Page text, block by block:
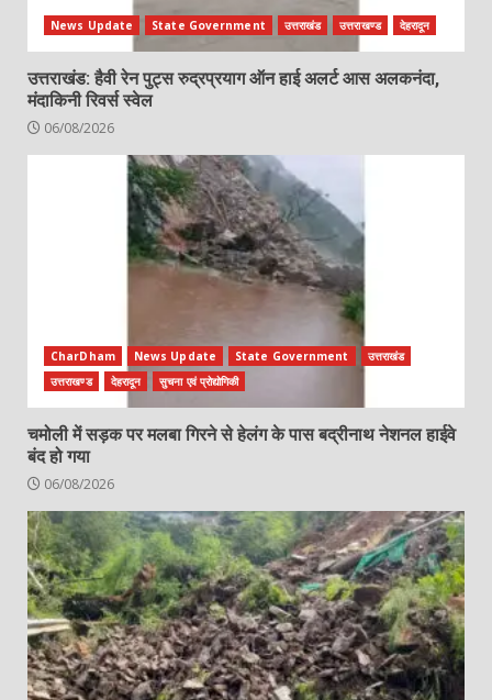
News Update State Government उत्तराखंड उत्तराखण्ड देहरादून
उत्तराखंड: हैवी रेन पुट्स रुद्रप्रयाग ऑन हाई अलर्ट आस अलकनंदा,
मंदाकिनी रिवर्स स्वेल
06/08/2026
CharDham News Update State Government
उत्तराखंड
उत्तराखण्ड
देहरादून सुचना एवं प्रोद्योगिकी
चमोली में सड़क पर मलबा गिरने से हेलंग के पास बद्रीनाथ नेशनल हाईवे
बंद हो गया
06/08/2026